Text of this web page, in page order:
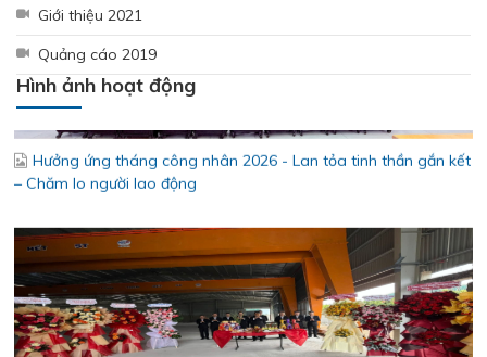
Giới thiệu 2021
Quảng cáo 2019
Hình ảnh hoạt động
Hưởng ứng tháng công nhân 2026 - Lan tỏa tinh thần gắn kết
– Chăm lo người lao động